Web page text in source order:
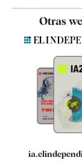
Contacto
Quiénes somos
Especificaciones
Otras